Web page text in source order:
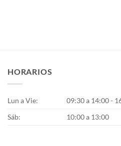
HORARIOS
Lun a Vie:
09:30 a 14:00 -
Sáb:
10:00 a 13:00